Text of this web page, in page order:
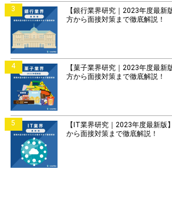
3
【銀行業界研究｜2023年度最新
方から面接対策まで徹底解説！
4
【菓子業界研究｜2023年度最新
方から面接対策まで徹底解説！
5
【IT業界研究｜2023年度最新版
から面接対策まで徹底解説！